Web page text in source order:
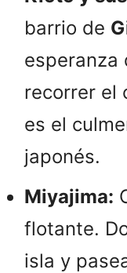
barrio de
esperanza
recorrer el
es el
japonés.
Miyajima:
flotante.
isla y